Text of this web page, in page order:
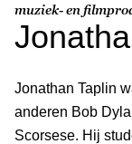
muziek- en
Jonathan Taplin
anderen Bob
Scorsese. Hij